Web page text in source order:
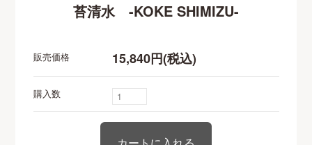
苔清水 -KOKE SHIMIZU-
販売価格 15,840円(税込)
購入数